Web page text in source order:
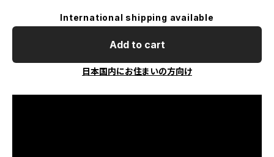
International shipping available
Add to cart
日本国内にお住まいの方向け